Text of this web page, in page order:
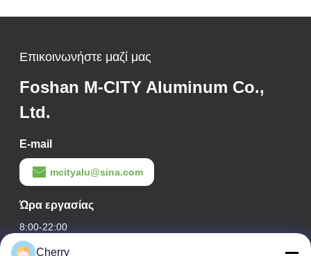
Επικοινωνήστε μαζί μας
Foshan M-CITY Aluminum Co.,
Ltd.
E-mail
mcityalu@sina.com
Ώρα εργασίας
8:00-22:00
Cherry